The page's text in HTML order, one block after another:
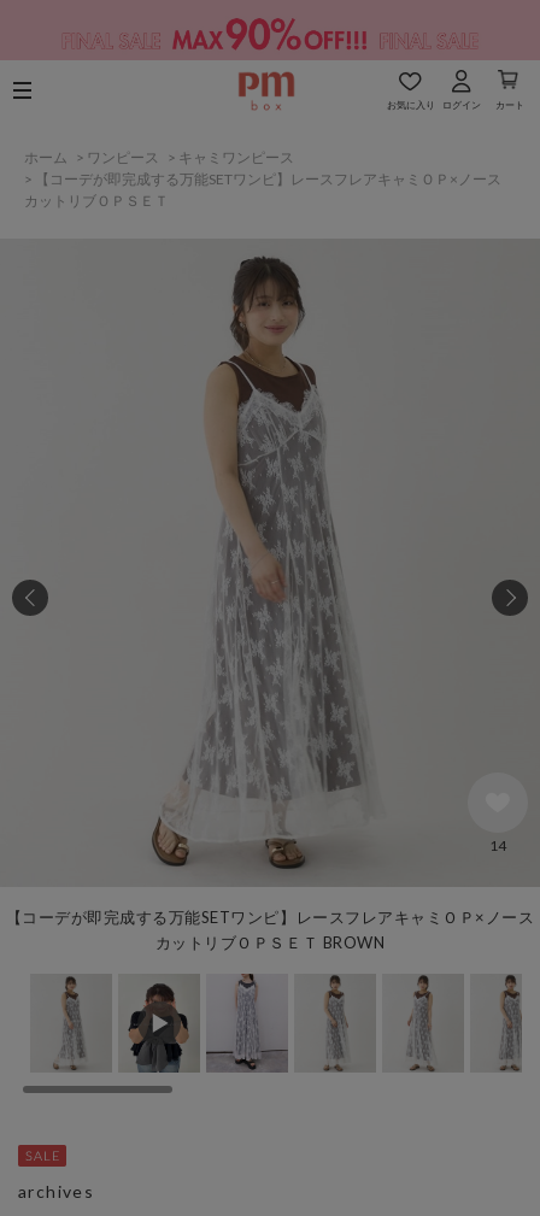
お気に入り ログイン カート
ホーム > ワンピース > キャミワンピース
>
【コーデが即完成する万能SETワンピ】レースフレアキャミＯＰ×ノース
カットリブＯＰＳＥＴ
【コーデが即完成する万能SETワンピ】レースフレアキャミＯＰ×ノース
カットリブＯＰＳＥＴ BROWN
14
archives